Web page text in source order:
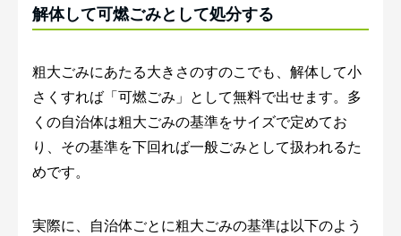
解体して可燃ごみとして処分する
粗大ごみにあたる大きさのすのこでも、解体して小
さくすれば「可燃ごみ」として無料で出せます。多
くの自治体は粗大ごみの基準をサイズで定めてお
り、その基準を下回れば一般ごみとして扱われるた
めです。
実際に、自治体ごとに粗大ごみの基準は以下のよう